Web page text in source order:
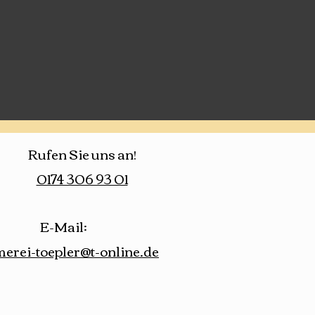
Rufen Sie uns an!
0174 306 93 01
E-Mail:
toepler@t-online.de